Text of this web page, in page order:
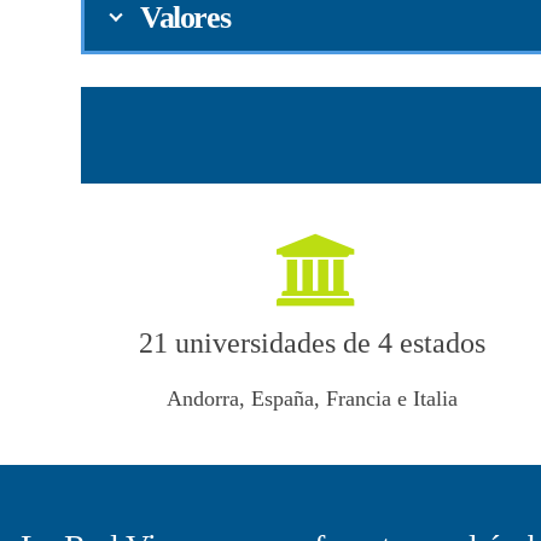
Valores
21 universidades de 4 estados
Andorra, España, Francia e Italia